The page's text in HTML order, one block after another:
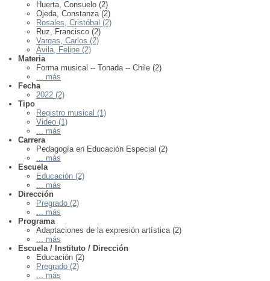
Huerta, Consuelo (2)
Ojeda, Constanza (2)
Rosales, Cristóbal (2)
Ruz, Francisco (2)
Vargas, Carlos (2)
Ávila, Felipe (2)
Materia
Forma musical -- Tonada -- Chile (2)
... más
Fecha
2022 (2)
Tipo
Registro musical (1)
Video (1)
... más
Carrera
Pedagogía en Educación Especial (2)
... más
Escuela
Educación (2)
... más
Dirección
Pregrado (2)
... más
Programa
Adaptaciones de la expresión artística (2)
... más
Escuela / Instituto / Dirección
Educación (2)
Pregrado (2)
... más